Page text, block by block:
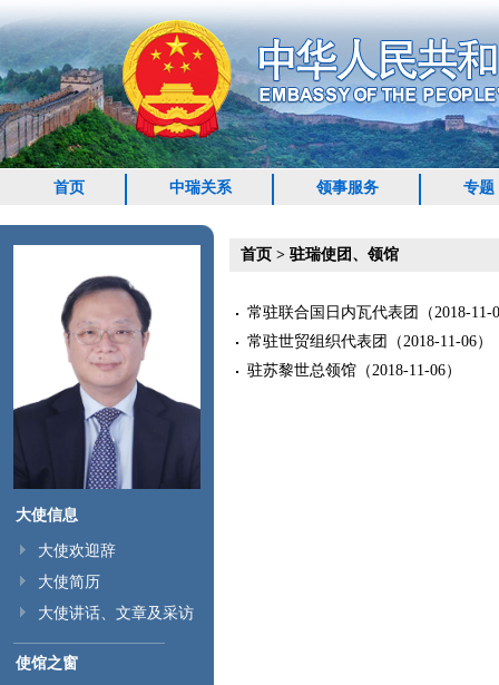
首页 中瑞关系 领事服务 专题
大使信息
大使欢迎辞
大使简历
大使讲话、文章及采访
使馆之窗
首页 > 驻瑞使团、领馆
常驻联合国日内瓦代表团
（2018-11-
常驻世贸组织代表团
（2018-11-06）
驻苏黎世总领馆 （2018-11-06）